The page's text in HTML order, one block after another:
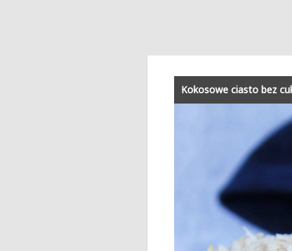
Kokosowe ciasto bez